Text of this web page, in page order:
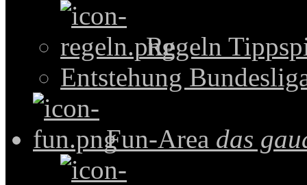
Regeln
Entstehung
Fun-Area das